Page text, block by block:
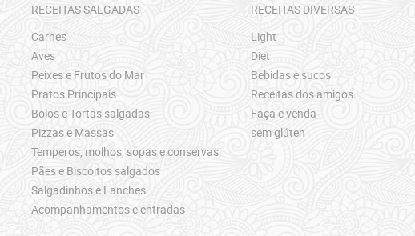
RECEITAS SALGADAS
Carnes
Aves
Peixes e Frutos do Mar
Pratos Principais
Bolos e Tortas salgadas
Pizzas e Massas
Temperos, molhos, sopas e conservas
Pães e Biscoitos salgados
Salgadinhos e Lanches
Acompanhamentos e entradas
RECEITAS DIVERSAS
Light
Diet
Bebidas e sucos
Receitas dos amigos
Faça e venda
sem glúten